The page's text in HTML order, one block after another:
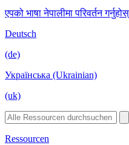
एपको भाषा नेपालीमा परिवर्तन
Deutsch
(de)
Українська (Ukrainian)
(uk)
Ressourcen